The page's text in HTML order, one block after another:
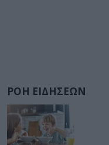
ΡΟΗ ΕΙΔΗΣΕΩΝ